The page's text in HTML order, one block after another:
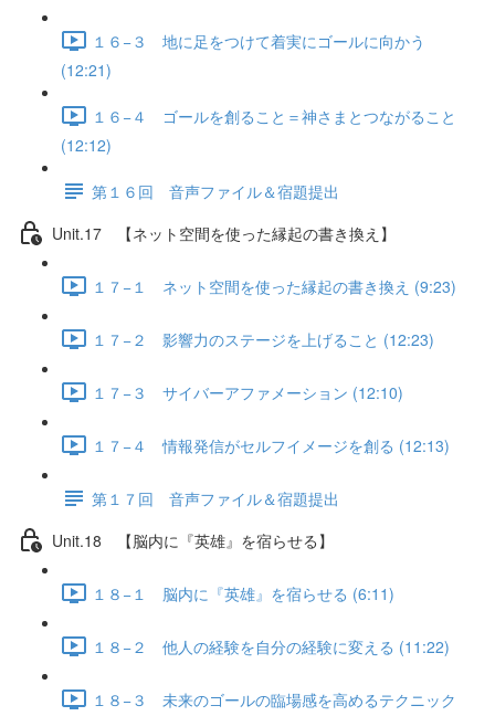
１６−３ 地に足をつけて着実にゴールに向かう
(12:21)
１６−４ ゴールを創ること＝神さまとつながること
(12:12)
第１６回 音声ファイル＆宿題提出
Unit.17 【ネット空間を使った縁起の書き換え】
１７−１ ネット空間を使った縁起の書き換え (9:23)
１７−２ 影響力のステージを上げること (12:23)
１７−３ サイバーアファメーション (12:10)
１７−４ 情報発信がセルフイメージを創る (12:13)
第１７回 音声ファイル＆宿題提出
Unit.18 【脳内に『英雄』を宿らせる】
１８−１ 脳内に『英雄』を宿らせる (6:11)
１８−２ 他人の経験を自分の経験に変える (11:22)
１８−３ 未来のゴールの臨場感を高めるテクニック